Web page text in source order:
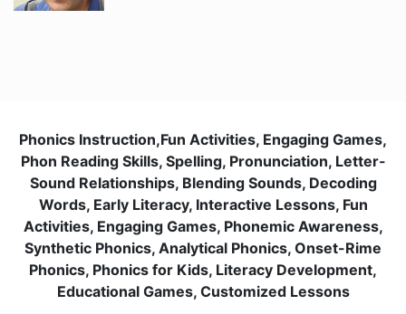
sitesi kullanımı kolay ve her ders için hatırlatma
almaktan memnunum. Ücretsiz iptal politikası da çok
kullanışlı!
Nadira O.
Sophie, oğlumun İngilizce öğrenmesine muazzam
derecede yardımcı oluyor. Çok sabırlı ve nazik, bu
Phonics Instruction,Fun Activities, Engaging Games,
Phon Reading Skills, Spelling, Pronunciation, Letter-
Sound Relationships, Blending Sounds, Decoding
Words, Early Literacy, Interactive Lessons, Fun
Activities, Engaging Games, Phonemic Awareness,
Synthetic Phonics, Analytical Phonics, Onset-Rime
Phonics, Phonics for Kids, Literacy Development,
Educational Games, Customized Lessons